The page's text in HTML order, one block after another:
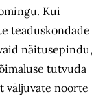
Kui
teaduskondade
näitusepindu,
tutvuda
väljuvate noorte